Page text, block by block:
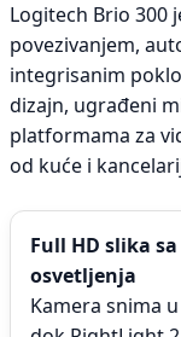
Logitech Brio 300
povezivanjem,
integrisanim
dizajn, ugrađeni
platformama za
od kuće i
Full HD slika
osvetljenja
Kamera snima